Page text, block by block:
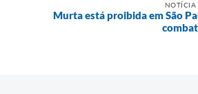
NOTÍCIA
Murta está proibida em São